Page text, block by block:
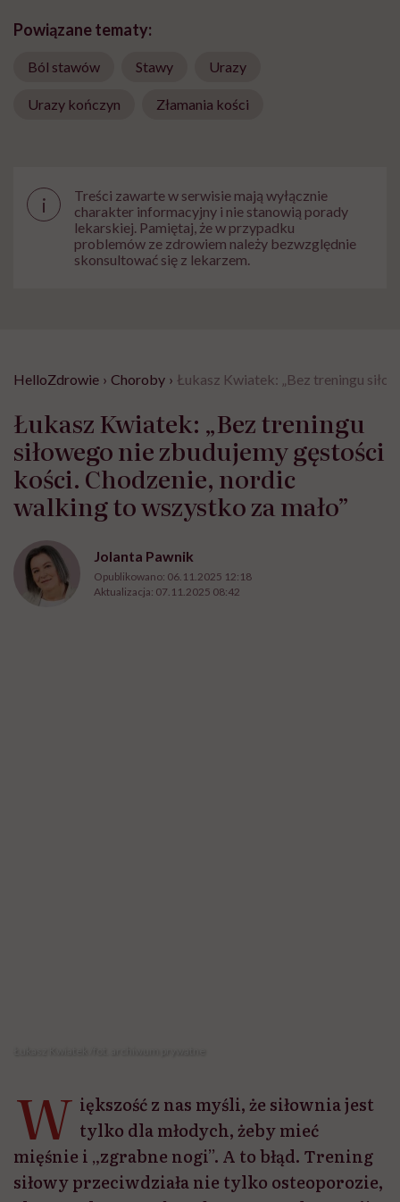
Powiązane tematy:
Ból stawów Stawy Urazy
Urazy kończyn Złamania kości
i
Treści zawarte w serwisie mają wyłącznie
charakter informacyjny i nie stanowią porady
lekarskiej. Pamiętaj, że w przypadku
problemów ze zdrowiem należy bezwzględnie
skonsultować się z lekarzem.
HelloZdrowie › Choroby › Łukasz Kwiatek: „Bez treningu
Łukasz Kwiatek: „Bez treningu
siłowego nie zbudujemy gęstości
kości. Chodzenie, nordic
walking to wszystko za mało”
Jolanta Pawnik
Opublikowano: 06.11.2025 12:18
Aktualizacja: 07.11.2025 08:42
Kwiatkiem, trenerem personalnym.
Udostępnij